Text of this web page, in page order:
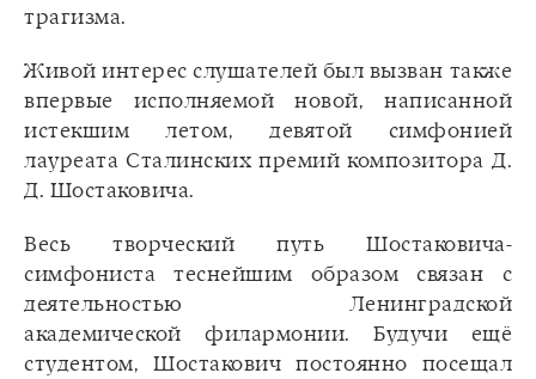
трагизма.
Живой интерес слушателей был вызван также
впервые исполняемой новой, написанной
истекшим летом, девятой симфонией
лауреата Сталинских премий композитора Д.
Д. Шостаковича.
Весь творческий путь Шостаковича-
симфониста теснейшим образом связан с
деятельностью Ленинградской
академической филармонии. Будучи ещё
студентом, Шостакович постоянно посещал